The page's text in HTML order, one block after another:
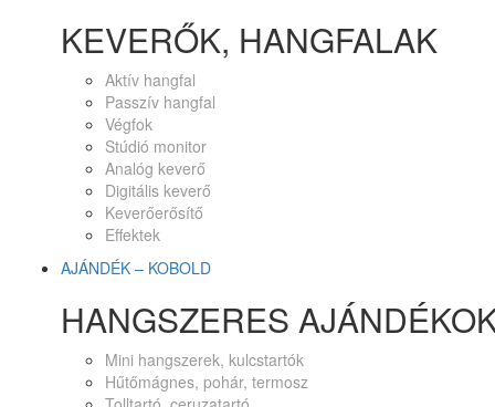
KEVERŐK, HANGFALAK
Aktív hangfal
Passzív hangfal
Végfok
Stúdió monitor
Analóg keverő
Digitális keverő
Keverőerősítő
Effektek
AJÁNDÉK – KOBOLD
HANGSZERES
Mini hangszerek, kulcstartók
Hűtőmágnes, pohár, termosz